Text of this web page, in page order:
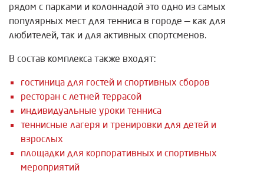
рядом с парками и колоннадой это одно из самых
популярных мест для тенниса в городе — как для
любителей, так и для активных спортсменов.
В состав комплекса также входят:
гостиница для гостей и спортивных сборов
ресторан с летней террасой
индивидуальные уроки тенниса
теннисные лагеря и тренировки для детей и
взрослых
площадки для корпоративных и спортивных
мероприятий